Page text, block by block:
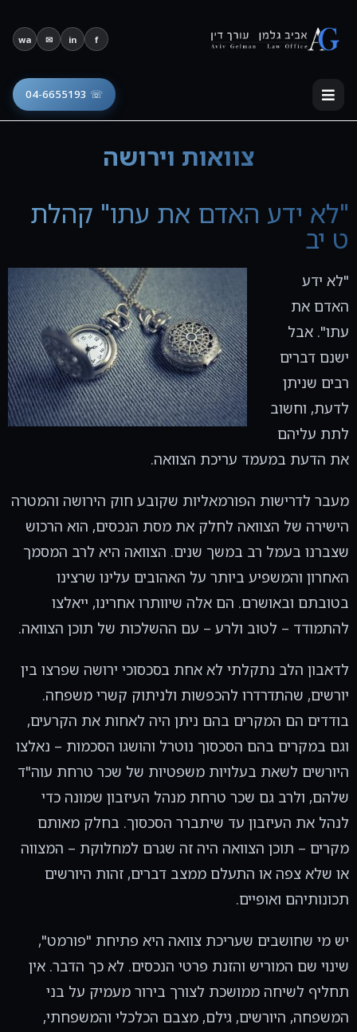
פתח סרגל נגישות
☏ 04-6655193
f
in
✉
wa
צוואות וירושה
"לא ידע האדם את עתו" קהלת
ט יב
"לא ידע
האדם את
עתו". אבל
ישנם דברים
רבים שניתן
לדעת, וחשוב
לתת עליהם
את הדעת במעמד עריכת הצוואה.
מעבר לדרישות הפורמאליות שקובע חוק הירושה והמטרה
הישירה של הצוואה לחלק את מסת הנכסים, הוא הרכוש
שצברנו בעמל רב במשך שנים. הצוואה היא לרב המסמך
האחרון והמשפיע ביותר על האהובים עלינו שרצינו
בטובתם ובאושרם. הם אלה שיוותרו אחרינו, ייאלצו
להתמודד – לטוב ולרע – עם ההשלכות של תוכן הצוואה.
לדאבון הלב נתקלתי לא אחת בסכסוכי ירושה שפרצו בין
יורשים, שהתדרדרו להכפשות ולניתוק קשרי משפחה.
בודדים הם המקרים בהם ניתן היה לאחות את הקרעים,
וגם במקרים בהם הסכסוך נוטרל והושגו הסכמות – נאלצו
היורשים לשאת בעלויות משפטיות של שכר טרחת עוה"ד
שלהם, ולרב גם שכר טרחת מנהל העיזבון שמונה כדי
לנהל את העיזבון עד שיתברר הסכסוך. בחלק מאותם
מקרים – תוכן הצוואה היה זה שגרם למחלוקת – המצווה
או שלא צפה או התעלם ממצב דברים, זהות היורשים
תכונותיהם ואופיים.
יש מי שחושבים שעריכת צוואה היא פתיחת "פורמט",
שינוי שם המוריש והזנת פרטי הנכסים. לא כך הדבר. אין
תחליף לשיחה ממושכת לצורך בירור מעמיק על בני
המשפחה, היורשים, גילם, מצבם הכלכלי והמשפחתי,